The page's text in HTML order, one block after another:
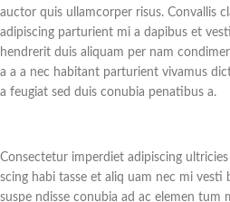
auctor quis ullamcorper risus. Convallis
adipiscing parturient mi a dapibus et
hendrerit duis aliquam per nam
a a a nec habitant parturient vivamus
a feugiat sed duis conubia penatibus a.
Consectetur imperdiet adipiscing
scing habi tasse et aliq uam nec mi vesti
suspe ndisse conubia ad ac elemen tum